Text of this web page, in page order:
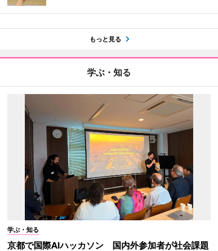
もっと見る
学ぶ・知る
学ぶ・知る
京都で国際AIハッカソン 国内外参加者が社会課題